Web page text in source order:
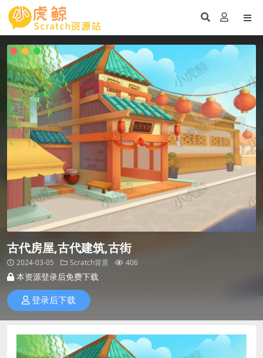
古代房屋,古代建筑,古街
2024-03-05 Scratch背景 406
本资源登录后免费下载
登录后下载